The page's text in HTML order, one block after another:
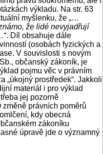
výkladu. Na str. 63
myšlenku, že „…
že lidé nevyjadřují
Díl obsahuje dále
(osobách fyzických a
V souvislosti s novým
občanský zákoník, je
pojmu věc v právním
„úkojný prostředek“. Jakkoli
materiál i pro výklad
jej pozorně
změně právních poměrů
kdy obecná
zákoníku
úpravě jde o významný